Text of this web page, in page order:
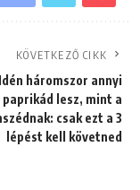
KÖVETKEZŐ CIKK
Idén háromszor annyi
paprikád lesz, mint a
csak ezt a 3
lépést kell követned